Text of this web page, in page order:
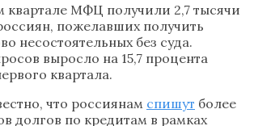
квартале МФЦ получили 2,7 тысячи
пожелавших получить
несостоятельных без суда.
выросло на 15,7 процента
квартала.
что россиянам спишут более
долгов по кредитам в рамках